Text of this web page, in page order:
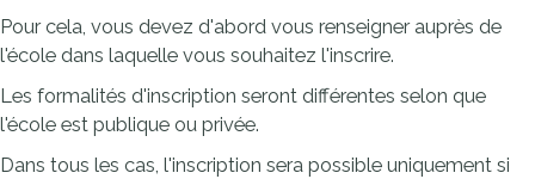
Pour cela, vous devez d'abord vous renseigner auprès de
l'école dans laquelle vous souhaitez l'inscrire.
Les formalités d'inscription seront différentes selon que
l'école est publique ou privée.
Dans tous les cas, l'inscription sera possible uniquement si